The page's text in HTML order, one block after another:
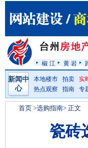
椒 江 黄 岩
新闻中
心
本地楼市 拍卖
实
热点观察
指南 专
首页 >选购指南> 正文
瓷砖